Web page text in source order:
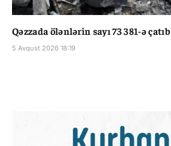
Qəzzada ölənlərin sayı 73 381-ə çatıb
5 Avqust 2026 18:19